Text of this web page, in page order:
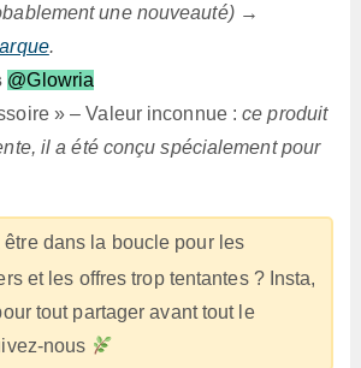
une nouveauté) →
.
@Glowria
» – Valeur inconnue :ce produit
il a été conçu spécialement pour
dans la boucle pour les
et les offres trop tentantes ? Insta,
tout partager avant tout le
nous